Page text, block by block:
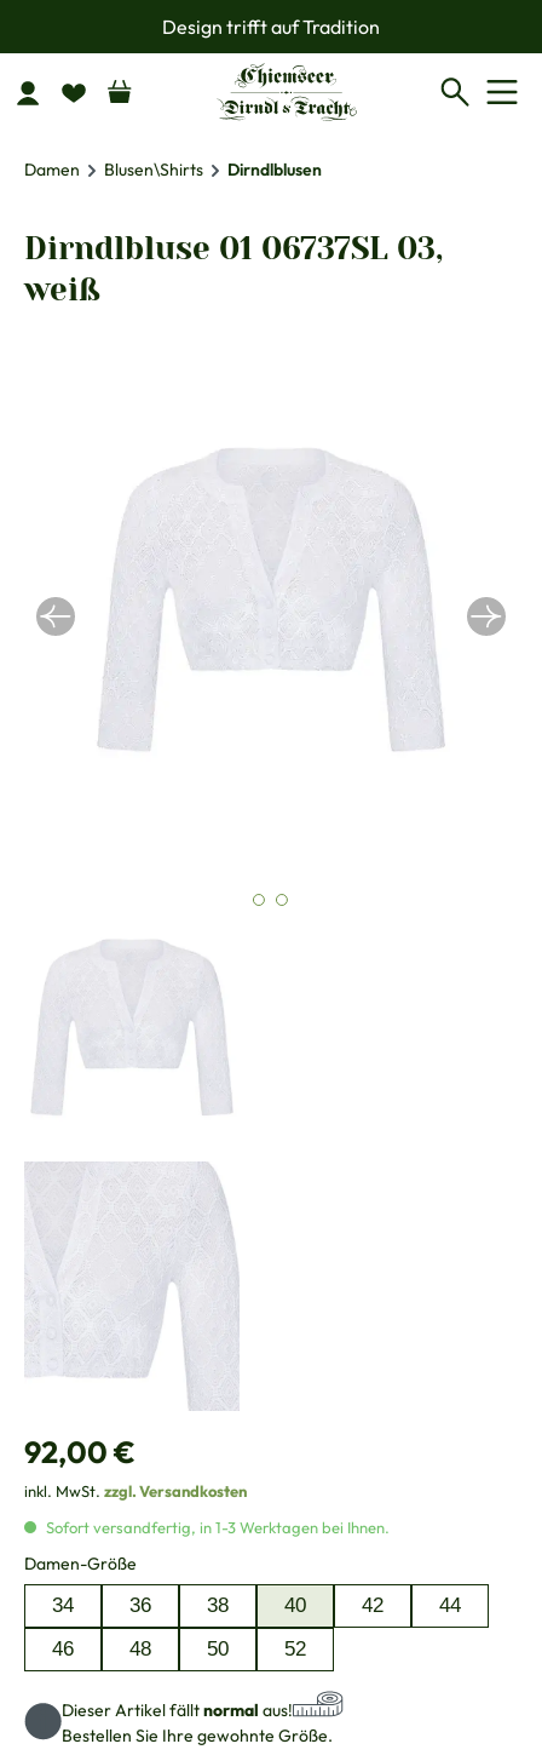
Zum Hauptinhalt springenDesign trifft auf Tradition
Damen Blusen\Shirts Dirndlblusen
Dirndlbluse 01 06737SL 03,
weiß
Regulärer Preis:
92,00 €
inkl. MwSt. zzgl. Versandkosten
Sofort versandfertig, in 1-3 Werktagen bei Ihnen.
Damen-Größe
34 36 38 40 42
44
46
48 50 52
Dieser Artikel fälltnormal aus!
Bestellen Sie Ihre gewohnte Größe.